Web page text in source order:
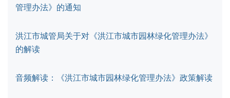
管理办法》的通知
洪江市城管局关于对《洪江市城市园林绿化管理办法》
的解读
音频解读：《洪江市城市园林绿化管理办法》政策解读